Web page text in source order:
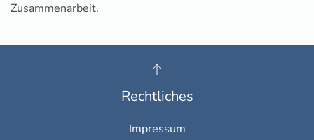
Zusammenarbeit.
Rechtliches
Impressum